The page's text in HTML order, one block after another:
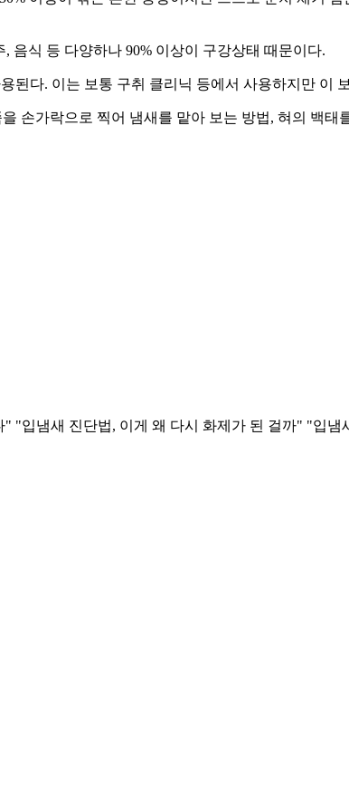
음식 등 다양하나 90% 이상이 구강상태 때문이다.
된다. 이는 보통 구취 클리닉 등에서 사용하지만 이
손가락으로 찍어 냄새를 맡아 보는 방법, 혀의 백
"입냄새 진단법, 이게 왜 다시 화제가 된 걸까" "입